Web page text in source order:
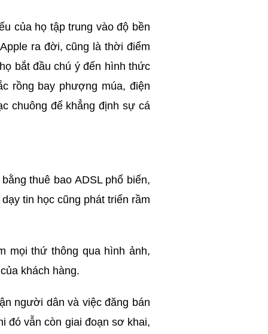
của họ tập trung vào độ bền
ra đời, cũng là thời điểm
bắt đầu chú ý đến hình thức
rồng bay phượng múa, điện
chuông để khẳng định sự cá
thuê bao ADSL phổ biến,
tin học cũng phát triển rầm
mọi thứ thông qua hình ảnh,
khách hàng.
người dân và việc đăng bán
đó vẫn còn giai đoạn sơ khai,